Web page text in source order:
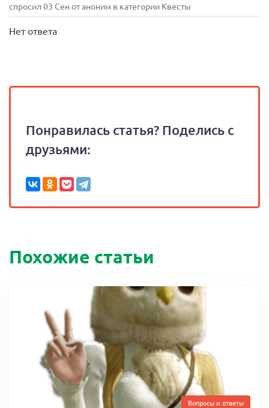
спросил 03 Сен от аноним в категории Квесты
Нет ответа
Понравилась статья? Поделись с
друзьями:
Похожие статьи
Вопросы и ответы